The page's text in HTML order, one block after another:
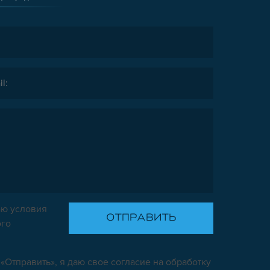
условия
я даю свое согласие на обработку